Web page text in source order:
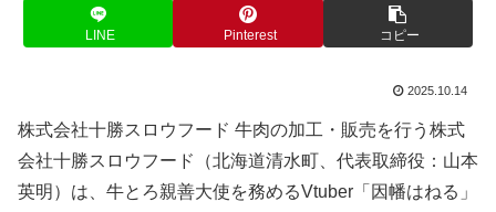
LINE Pinterest コピー
2025.10.14
株式会社十勝スロウフード 牛肉の加工・販売を行う株式
会社十勝スロウフード（北海道清水町、代表取締役：山本
英明）は、牛とろ親善大使を務めるVtuber「因幡はねる」